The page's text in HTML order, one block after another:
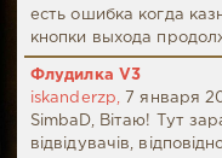
есть ошибка когда
кнопки выхода
Флудилка V3
iskanderzp,
7 января
SimbaD, Вітаю! Тут
відвідувачів,